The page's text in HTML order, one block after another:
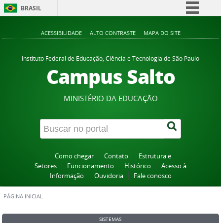
BRASIL
Comunica BR
Participe
Acesso à informação
Canais
ACESSIBILIDADE ALTO CONTRASTE MAPA DO SITE
Instituto Federal de Educação, Ciência e Tecnologia de São Paulo
Campus Salto
MINISTÉRIO DA EDUCAÇÃO
Como chegar Contato
Estrutura e
Setores
Funcionamento Histórico
Acesso à
Informação
Ouvidoria Fale conosco
PÁGINA INICIAL
SISTEMAS